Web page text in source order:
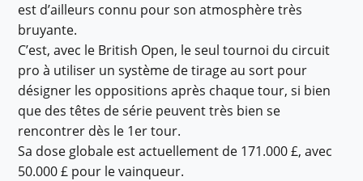
est d’ailleurs connu pour son atmosphère très
bruyante.
C’est, avec le British Open, le seul tournoi du circuit
pro à utiliser un système de tirage au sort pour
désigner les oppositions après chaque tour, si bien
que des têtes de série peuvent très bien se
rencontrer dès le 1er tour.
Sa dose globale est actuellement de 171.000 £, avec
50.000 £ pour le vainqueur.